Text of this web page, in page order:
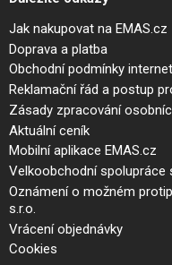
Jak nakupovat na EMAS.cz
Doprava a platba
Obchodní podmínky
Reklamační řád a postup
Zásady zpracování
Aktuální ceník
Mobilní aplikace EMAS.cz
Velkoobchodní spolupráce
Oznámení o možném
s.r.o.
Vrácení objednávky
Cookies